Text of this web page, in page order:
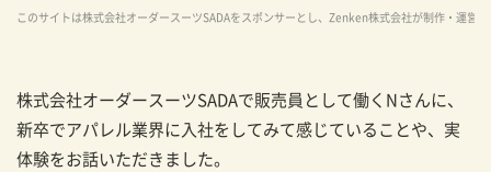
このサイトは株式会社オーダースーツSADAをスポンサーとし、Zenken株式会社が制作・運営
株式会社オーダースーツSADAで販売員として働くNさんに、
新卒でアパレル業界に入社をしてみて感じていることや、実
体験をお話いただきました。